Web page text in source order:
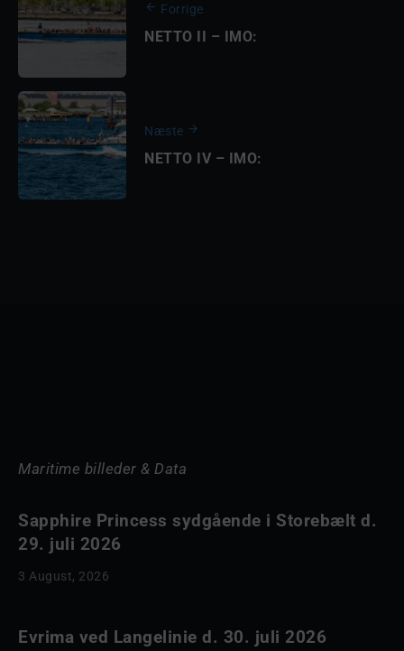
Forrige
NETTO II – IMO:
Næste
NETTO IV – IMO:
Maritime billeder & Data
Sapphire Princess sydgående i Storebælt d.
29. juli 2026
3 August, 2026
Evrima ved Langelinie d. 30. juli 2026